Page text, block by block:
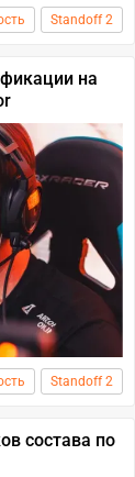
Standoff 2
на
Standoff 2
состава по